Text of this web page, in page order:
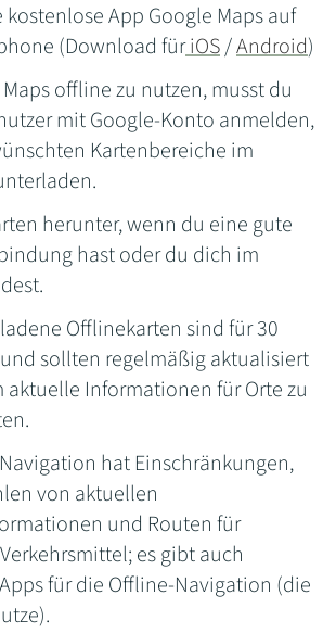
kostenlose App Google Maps auf
(Download füriOS/Android)
offline zu nutzen, musst du
mit Google-Konto anmelden,
Kartenbereiche im
herunter, wenn du eine gute
hast oder du dich im
Offlinekarten sind für 30
sollten regelmäßig aktualisiert
aktuelle Informationen für Orte zu
hat Einschränkungen,
von aktuellen
und Routen für
es gibt auch
für die Offline-Navigation (die